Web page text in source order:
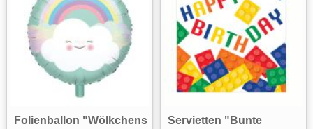
Folienballon "Wölkchens
Servietten "Bunte